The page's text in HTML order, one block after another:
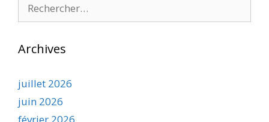
Archives
juillet 2026
juin 2026